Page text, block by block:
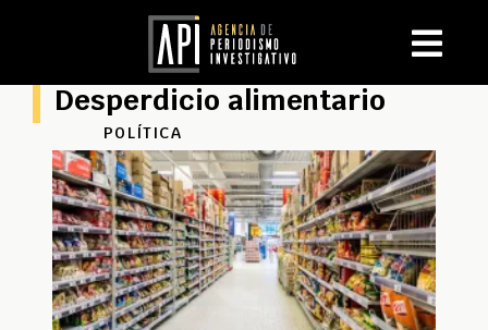
Desperdicio alimentario
POLÍTICA